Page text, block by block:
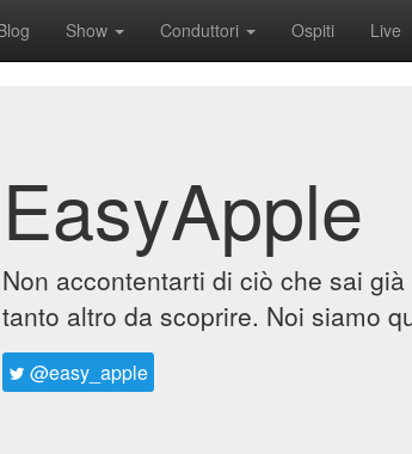
Show Conduttori Ospiti Live
EasyApple
Non accontentarti di ciò che sai
tanto altro da scoprire. Noi siamo
@easy_apple